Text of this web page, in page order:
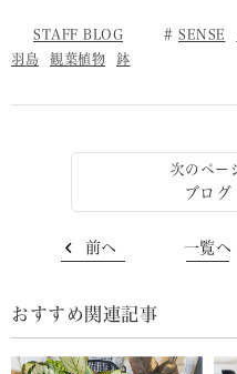
STAFF BLOG SENSE
羽島
観葉植物 鉢
ブログ
前へ 一覧へ
おすすめ関連記事